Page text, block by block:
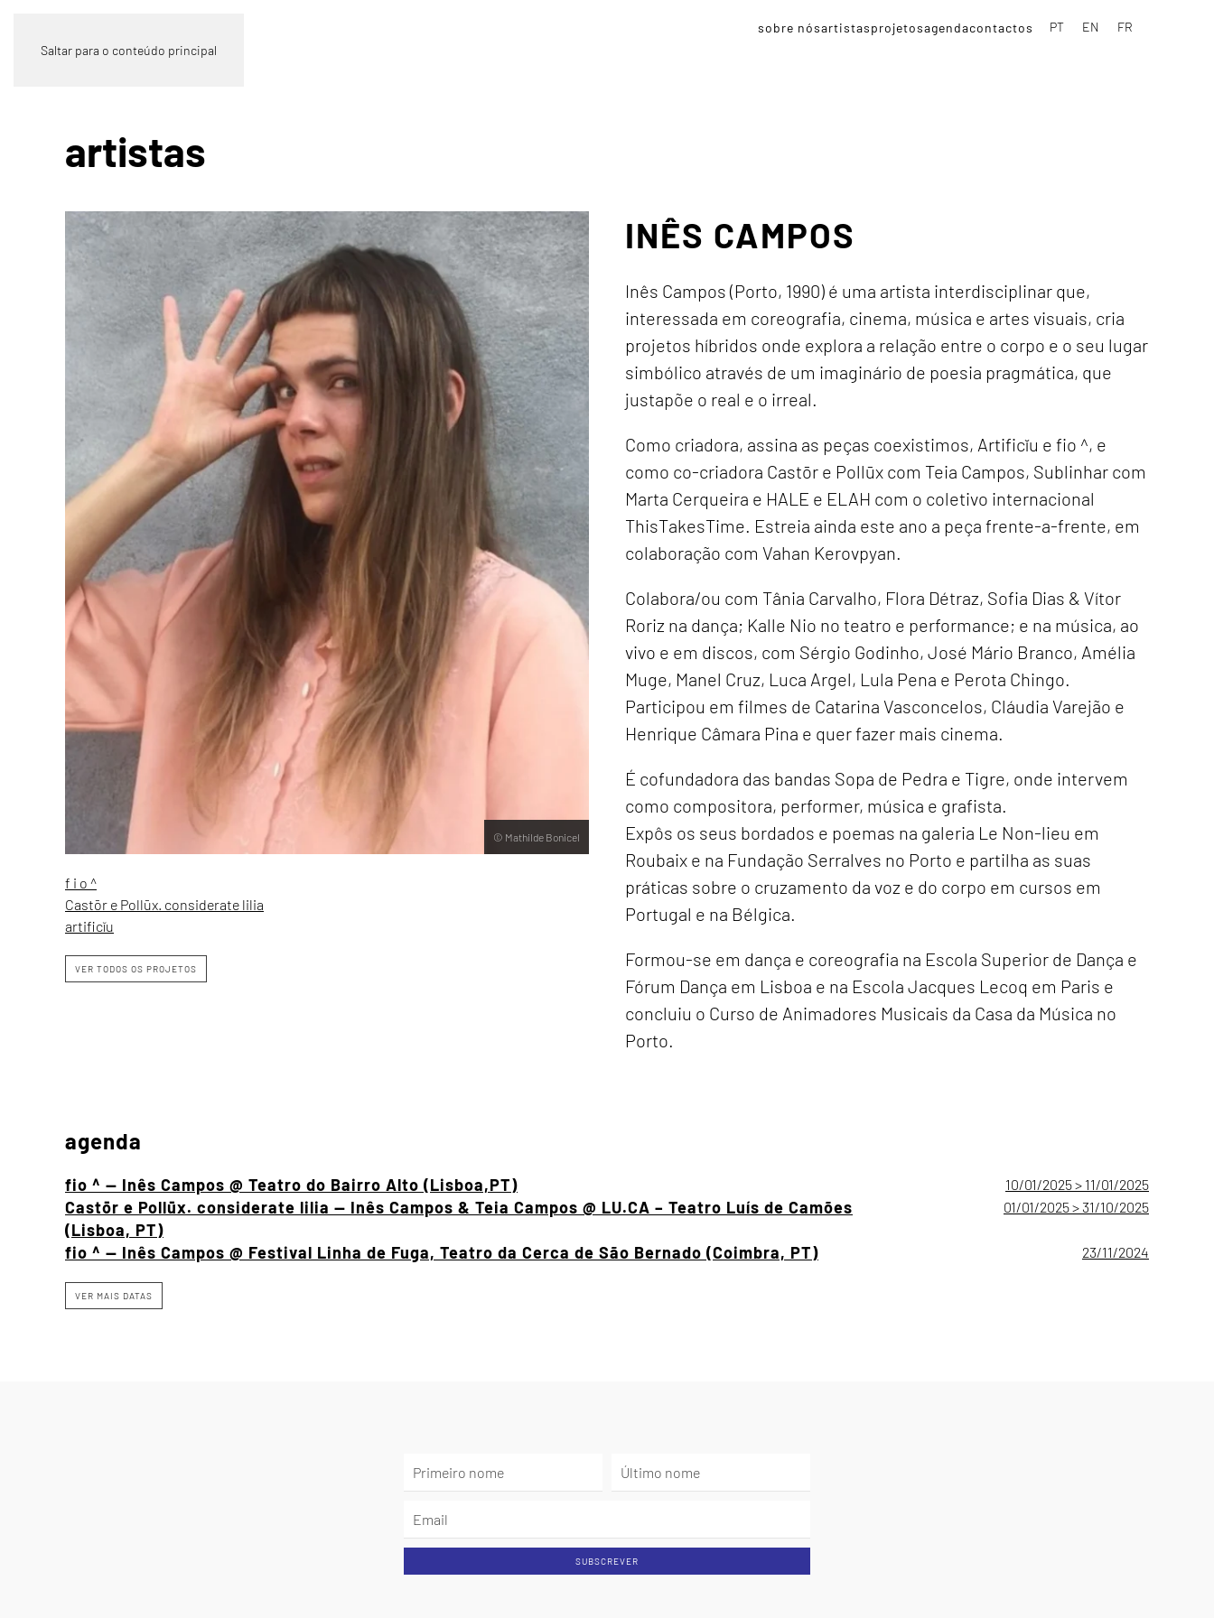
Saltar para o conteúdo principal
sobre nósartistasprojetosagendacontactos PT EN FR
artistas
© Mathilde Bonicel
f i o ^
Castōr e Pollūx. considerate lilia
artificĭu
VER TODOS OS PROJETOS
INÊS CAMPOS
Inês Campos (Porto, 1990) é uma artista interdisciplinar que,
interessada em coreografia, cinema, música e artes visuais, cria
projetos híbridos onde explora a relação entre o corpo e o seu lugar
simbólico através de um imaginário de poesia pragmática, que
justapõe o real e o irreal.
Como criadora, assina as peças coexistimos, Artificĭu e fio ^, e
como co-criadora Castōr e Pollūx com Teia Campos, Sublinhar com
Marta Cerqueira e HALE e ELAH com o coletivo internacional
ThisTakesTime. Estreia ainda este ano a peça frente-a-frente, em
colaboração com Vahan Kerovpyan.
Colabora/ou com Tânia Carvalho, Flora Détraz, Sofia Dias & Vítor
Roriz na dança; Kalle Nio no teatro e performance; e na música, ao
vivo e em discos, com Sérgio Godinho, José Mário Branco, Amélia
Muge, Manel Cruz, Luca Argel, Lula Pena e Perota Chingo.
Participou em filmes de Catarina Vasconcelos, Cláudia Varejão e
Henrique Câmara Pina e quer fazer mais cinema.
É cofundadora das bandas Sopa de Pedra e Tigre, onde intervem
como compositora, performer, música e grafista.
Expôs os seus bordados e poemas na galeria Le Non-lieu em
Roubaix e na Fundação Serralves no Porto e partilha as suas
práticas sobre o cruzamento da voz e do corpo em cursos em
Portugal e na Bélgica.
Formou-se em dança e coreografia na Escola Superior de Dança e
Fórum Dança em Lisboa e na Escola Jacques Lecoq em Paris e
concluiu o Curso de Animadores Musicais da Casa da Música no
Porto.
agenda
fio ^ — Inês Campos @ Teatro do Bairro Alto (Lisboa,PT) 10/01/2025 > 11/01/2025
Castōr e Pollūx. considerate lilia — Inês Campos & Teia Campos @ LU.CA – Teatro Luís de Camões
(Lisboa, PT)
01/01/2025 > 31/10/2025
fio ^ — Inês Campos @ Festival Linha de Fuga, Teatro da Cerca de São Bernado (Coimbra, PT) 23/11/2024
VER MAIS DATAS
SUBSCREVER